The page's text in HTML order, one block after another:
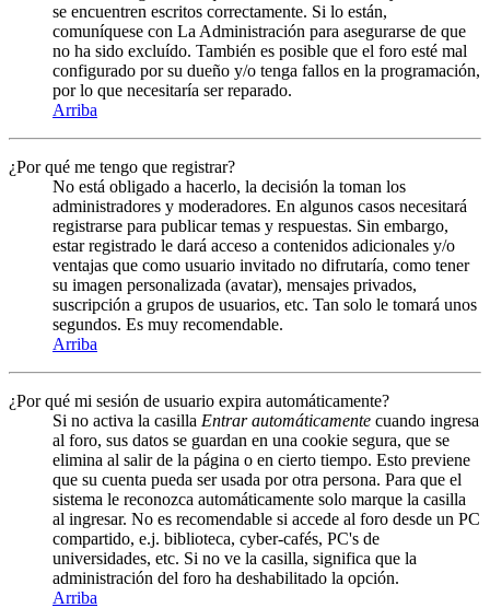
se encuentren escritos correctamente. Si lo están,
comuníquese con La Administración para asegurarse de que
no ha sido excluído. También es posible que el foro esté mal
configurado por su dueño y/o tenga fallos en la programación,
por lo que necesitaría ser reparado.
Arriba
¿Por qué me tengo que registrar?
No está obligado a hacerlo, la decisión la toman los
administradores y moderadores. En algunos casos necesitará
registrarse para publicar temas y respuestas. Sin embargo,
estar registrado le dará acceso a contenidos adicionales y/o
ventajas que como usuario invitado no difrutaría, como tener
su imagen personalizada (avatar), mensajes privados,
suscripción a grupos de usuarios, etc. Tan solo le tomará unos
segundos. Es muy recomendable.
Arriba
¿Por qué mi sesión de usuario expira automáticamente?
Si no activa la casilla Entrar automáticamente cuando ingresa
al foro, sus datos se guardan en una cookie segura, que se
elimina al salir de la página o en cierto tiempo. Esto previene
que su cuenta pueda ser usada por otra persona. Para que el
sistema le reconozca automáticamente solo marque la casilla
al ingresar. No es recomendable si accede al foro desde un PC
compartido, e.j. biblioteca, cyber-cafés, PC's de
universidades, etc. Si no ve la casilla, significa que la
administración del foro ha deshabilitado la opción.
Arriba